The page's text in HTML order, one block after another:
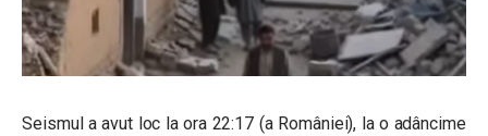
Seismul a avut loc la ora 22:17 (a României), la o adâncime